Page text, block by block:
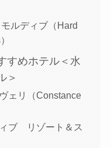
ルディブ（Hard
すめホテル＜水
＞
ェリ（Constance
ブ リゾート＆ス